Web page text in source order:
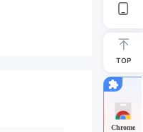
TOP
Chrome